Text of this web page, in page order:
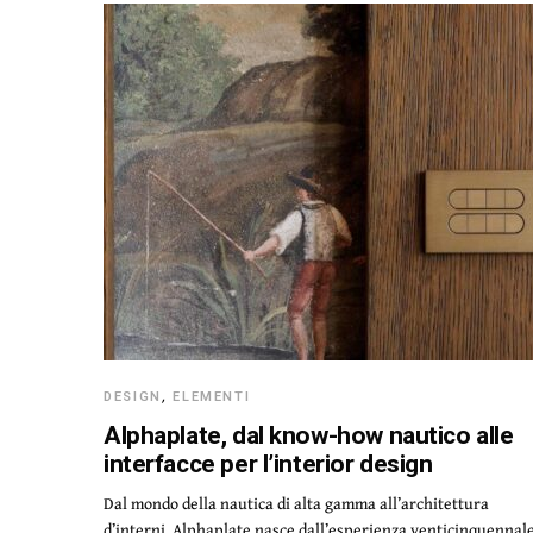
DESIGN ,ELEMENTI
Alphaplate, dal know-how nautico alle
interfacce per l’interior design
Dal mondo della nautica di alta gamma all’architettura